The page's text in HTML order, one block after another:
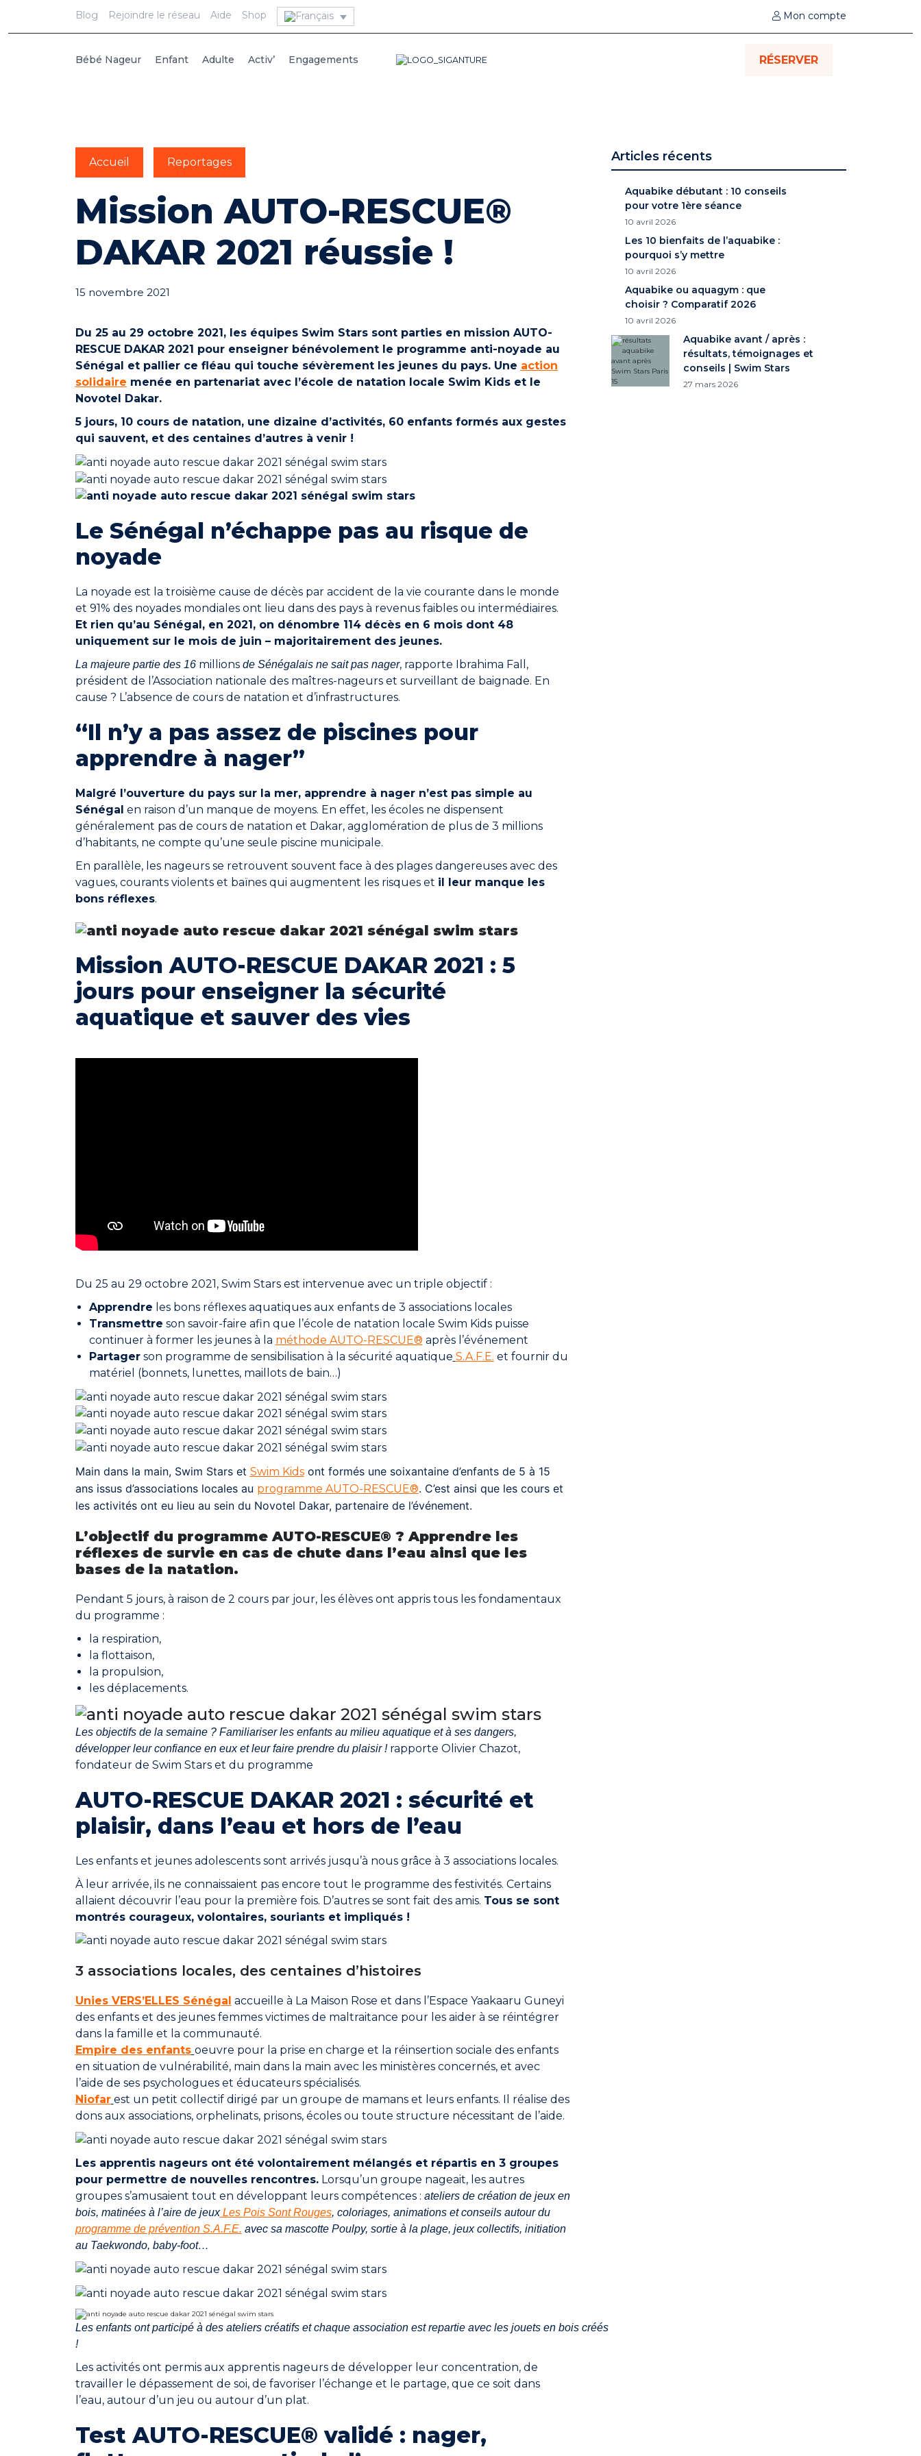
Blog Rejoindre le réseau Aide Shop Mon compte
Bébé Nageur Enfant Adulte Activ’ Engagements RÉSERVER
Accueil Reportages
Mission AUTO-RESCUE®
DAKAR 2021 réussie !
15 novembre 2021
Du 25 au 29 octobre 2021, les équipes Swim Stars sont parties en mission AUTO-
RESCUE DAKAR 2021 pour enseigner bénévolement le programme anti-noyade au
Sénégal et pallier ce fléau qui touche sévèrement les jeunes du pays. Une action
solidaire menée en partenariat avec l’école de natation locale Swim Kids et le
Novotel Dakar.
5jours, 10 cours de natation, une dizaine d’activités, 60 enfants formés aux gestes
qui sauvent, et des centaines d’autres à venir !
Le Sénégal n’échappe pas au risque de
noyade
La noyade est la troisième cause de décès par accident de la vie courante dans le monde
et 91% des noyades mondiales ont lieu dans des pays à revenus faibles ou intermédiaires.
Et rien qu’au Sénégal, en 2021, on dénombre 114 décès en 6 mois dont 48
uniquement sur le mois de juin – majoritairement des jeunes.
La majeure partie des 16millionsde Sénégalais ne sait pas nager, rapporte Ibrahima Fall,
président de l’Association nationale des maîtres-nageurs et surveillant de baignade. En
cause ? L’absence de cours de natation et d’infrastructures.
“Il n’y a pas assez de piscines pour
apprendre à nager”
Malgré l’ouverture du pays sur la mer, apprendre à nager n’est pas simple au
Sénégal en raison d’un manque de moyens. En effet, les écoles ne dispensent
généralement pas de cours de natation et Dakar, agglomération de plus de 3 millions
d’habitants, ne compte qu’une seule piscine municipale.
En parallèle, les nageurs se retrouvent souvent face à des plages dangereuses avec des
vagues, courants violents et baïnes qui augmentent les risques et il leur manque les
bons réflexes.
Mission AUTO-RESCUE DAKAR 2021 : 5
jours pour enseigner la sécurité
aquatique et sauver des vies
Du 25 au 29 octobre 2021, Swim Stars est intervenue avec un triple objectif :
Apprendre les bons réflexes aquatiques aux enfants de 3 associations locales
Transmettre son savoir-faire afin que l’école de natation locale Swim Kids puisse
continuer à former les jeunes à la méthode AUTO-RESCUE® après l’événement
Partagerson programme de sensibilisation à la sécurité aquatique S.A.F.E. et fournir du
matériel (bonnets, lunettes, maillots de bain…)
Main dans la main, Swim Stars et Swim Kidsont formés une soixantaine d’enfants de 5 à 15
ans issus d’associations locales au programme AUTO-RESCUE®. C’est ainsi que les cours et
les activités ont eu lieu au sein du Novotel Dakar, partenaire de l’événement.
L’objectif du programme AUTO-RESCUE® ? Apprendre les
réflexes de survie en cas de chute dans l’eau ainsi que les
bases de la natation.
Pendant 5 jours, à raison de 2 cours par jour, les élèves ont appris tous les fondamentaux
du programme :
la respiration,
la flottaison,
la propulsion,
les déplacements.
Les objectifs de la semaine ? Familiariser les enfants au milieu aquatique et à ses dangers,
développer leur confiance en eux et leur faire prendre du plaisir !rapporte Olivier Chazot,
fondateur de Swim Stars et du programme
AUTO-RESCUE DAKAR 2021 : sécurité et
plaisir, dans l’eau et hors de l’eau
Lesenfants et jeunes adolescentssont arrivés jusqu’à nous grâce à 3 associations locales.
À leur arrivée, ils ne connaissaient pas encore tout le programme des festivités. Certains
allaient découvrir l’eau pour la première fois. D’autres se sont fait des amis. Tous se sont
montrés courageux, volontaires, souriants et impliqués !
3 associations locales, des centaines d’histoires
Unies VERS’ELLES Sénégal accueille à La Maison Rose et dans l’Espace Yaakaaru Guneyi
des enfants et des jeunes femmes victimes de maltraitance pour les aider à se réintégrer
dans la famille et la communauté.
Empire des enfants oeuvre pour la prise en charge et la réinsertion sociale des enfants
en situation de vulnérabilité, main dans la main avec les ministères concernés, et avec
l’aide de ses psychologues et éducateurs spécialisés.
Niofar est un petit collectif dirigé par un groupe de mamans et leurs enfants. Il réalise des
dons aux associations, orphelinats, prisons, écoles ou toute structure nécessitant de l’aide.
Les apprentis nageurs ont été volontairement mélangés et répartis en 3 groupes
pour permettre de nouvelles rencontres.Lorsqu’un groupe nageait, les autres
groupes s’amusaient tout en développant leurs compétences : ateliers de création de jeux en
bois, matinées à l’aire de jeuxLes Pois Sont Rouges, coloriages, animations et conseils autour du
programme de prévention S.A.F.E. avec sa mascotte Poulpy, sortie à la plage, jeux collectifs, initiation
au Taekwondo, baby-foot…
Les enfants ont participé à des ateliers créatifs et chaque association est repartie avec les jouets en bois créés
!
Les activités ont permis aux apprentis nageurs de développer leur concentration, de
travailler le dépassement de soi, de favoriser l’échange et le partage, que ce soit dans
l’eau, autour d’un jeu ou autour d’un plat.
Test AUTO-RESCUE® validé : nager,
Articles récents
Aquabike débutant : 10 conseils
pour votre 1ère séance
10 avril 2026
Les 10 bienfaits de l’aquabike :
pourquoi s’y mettre
10 avril 2026
Aquabike ou aquagym : que
choisir ? Comparatif 2026
10 avril 2026
Aquabike avant / après :
résultats, témoignages et
conseils | Swim Stars
27 mars 2026